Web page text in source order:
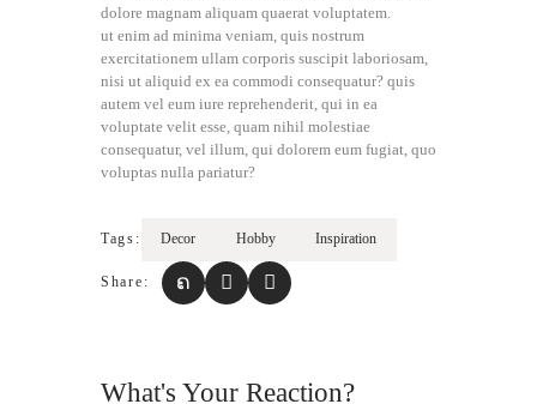
dolore magnam aliquam quaerat voluptatem.
ut enim ad minima veniam, quis nostrum
exercitationem ullam corporis suscipit laboriosam,
nisi ut aliquid ex ea commodi consequatur? quis
autem vel eum iure reprehenderit, qui in ea
voluptate velit esse, quam nihil molestiae
consequatur, vel illum, qui dolorem eum fugiat, quo
voluptas nulla pariatur?
Tags: Decor Hobby Inspiration
Share:
What's Your Reaction?